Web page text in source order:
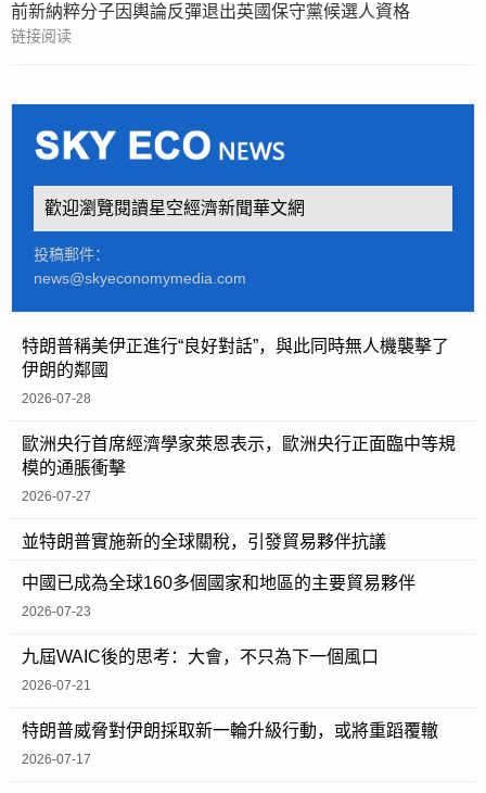
前新納粹分子因輿論反彈退出英國保守黨候選人資格
链接阅读
歡迎瀏覽閱讀星空經濟新聞華文網
投稿郵件：
news@skyeconomymedia.com
特朗普稱美伊正進行“良好對話”，與此同時無人機襲擊了
伊朗的鄰國
2026-07-28
歐洲央行首席經濟學家萊恩表示，歐洲央行正面臨中等規
模的通脹衝擊
2026-07-27
並特朗普實施新的全球關稅，引發貿易夥伴抗議
中國已成為全球160多個國家和地區的主要貿易夥伴
2026-07-23
九屆WAIC後的思考：大會，不只為下一個風口
2026-07-21
特朗普威脅對伊朗採取新一輪升級行動，或將重蹈覆轍
2026-07-17